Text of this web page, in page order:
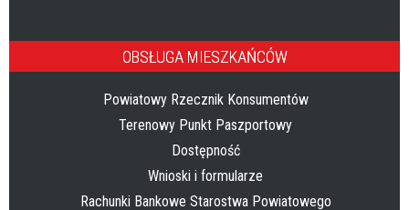
OBSŁUGA MIESZKAŃCÓW
Powiatowy Rzecznik Konsumentów
Terenowy Punkt Paszportowy
Dostępność
Wnioski i formularze
Rachunki Bankowe Starostwa Powiatowego